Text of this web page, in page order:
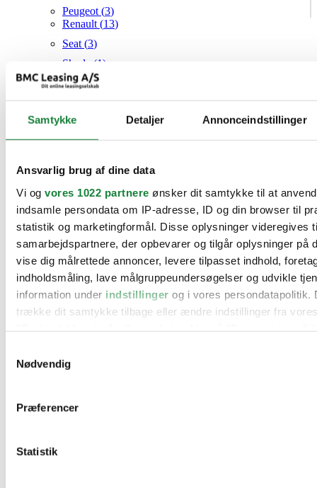
Samtykke Detaljer Annonceindstillinger
Ansvarlig brug af dine data
Vi og vores 1022 partnere ønsker dit samtykke til at
indsamle persondata om IP-adresse, ID og din browser til
statistik og marketingformål. Disse oplysninger videregives
samarbejdspartnere, der opbevarer og tilgår oplysninger på
vise dig målrettede annoncer, levere tilpasset indhold,
indholdsmåling, lave målgruppeundersøgelser og udvikle
information under indstillinger og i vores persondatapolitik.
trække dit samtykke tilbage eller ændre indstillinger fra
Hvis du tillader det, vil vi også gerne:
Identificere din enhed baseret på en scanning af
Dine valg anvendes på hele websitet.
Nødvendig
Præferencer
Statistik
Peugeot (3)
Renault (13)
Seat (3)
Skoda (1)
Suzuki
Tesla
Toyota (
VW (19)
Mazda
Citroën
Cupra
Dacia
Fiat
Ford
Hyundai
Kia
Mercedes
MG
Mini
Opel
Renault
Seat
Tesla
Værksteder